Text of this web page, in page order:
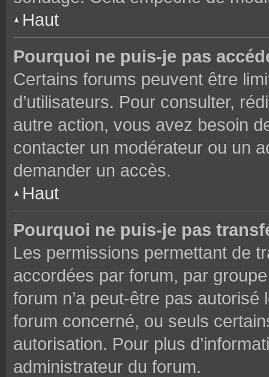
Haut
Pourquoi ne puis-je pas
Certains forums peuvent être
d’utilisateurs. Pour consulter,
autre action, vous avez besoin
contacter un modérateur ou un
demander un accès.
Haut
Pourquoi ne puis-je pas
Les permissions permettant de
accordées par forum, par
forum n’a peut-être pas
forum concerné, ou seuls
autorisation. Pour plus
administrateur du forum.